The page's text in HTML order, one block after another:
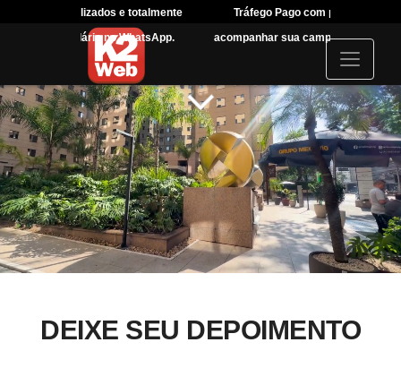
e totalmente
no WhatsApp.
Tráfego Pago com painel para você
acompanhar sua campanha em tempo real
I
c
o
n
DEIXE SEU DEPOIMENTO